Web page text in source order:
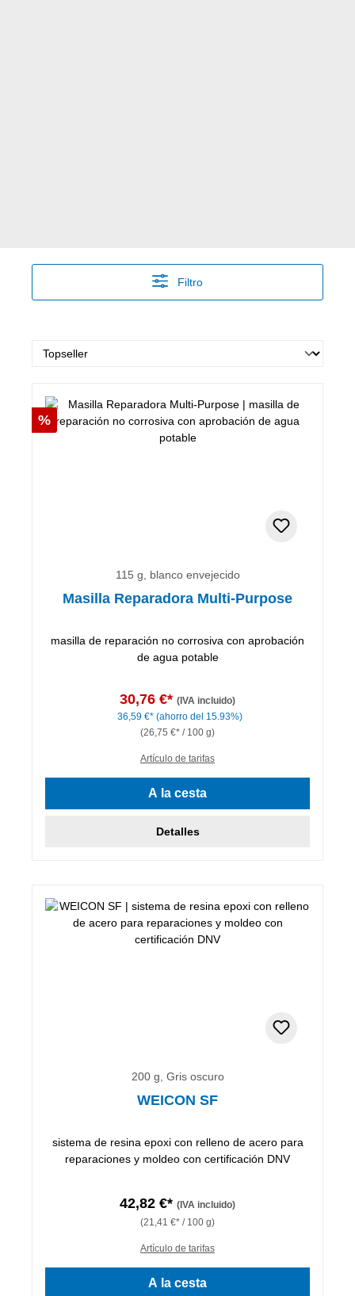
Filtro
Descuento
%
115 g, blanco envejecido
Masilla Reparadora Multi-Purpose
masilla de reparación no corrosiva con aprobación
de agua potable
30,76 €* (IVA incluido)
36,59 €* (ahorro del 15.93%)
(26,75 €* / 100 g)
Artículo de tarifas
A la cesta
Detalles
200 g, Gris oscuro
WEICON SF
sistema de resina epoxi con relleno de acero para
reparaciones y moldeo con certificación DNV
42,82 €* (IVA incluido)
(21,41 €* / 100 g)
Artículo de tarifas
A la cesta